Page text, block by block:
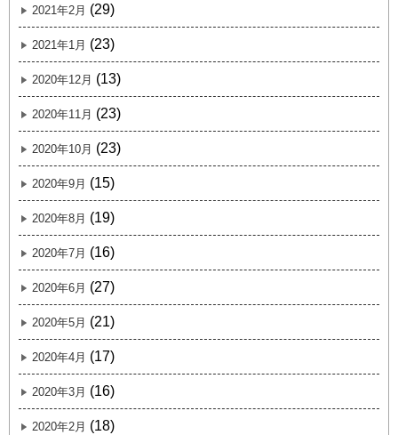
2021年2月 (29)
2021年1月 (23)
2020年12月 (13)
2020年11月 (23)
2020年10月 (23)
2020年9月 (15)
2020年8月 (19)
2020年7月 (16)
2020年6月 (27)
2020年5月 (21)
2020年4月 (17)
2020年3月 (16)
2020年2月 (18)